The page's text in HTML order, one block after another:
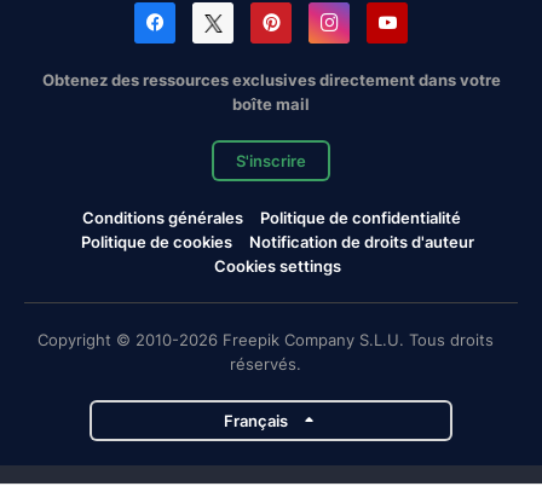
Obtenez des ressources exclusives directement dans votre
boîte mail
S'inscrire
Conditions générales
Politique de confidentialité
Politique de cookies
Notification de droits d'auteur
Cookies settings
Copyright © 2010-2026 Freepik Company S.L.U. Tous droits
réservés.
Français